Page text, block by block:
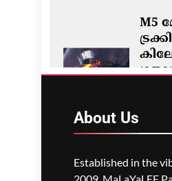
M5
About Us
Established in the